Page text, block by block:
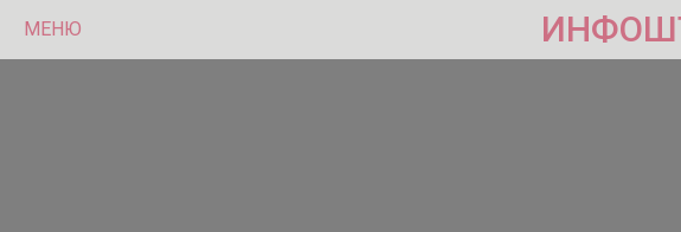
МЕНЮ